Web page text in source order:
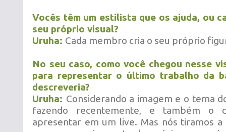
Vocês têm um estilista que os ajuda, ou
seu próprio visual?
Uruha: Cada membro cria o seu próprio
No seu caso, como você chegou nesse
para representar o último trabalho da
descreveria?
Uruha: Considerando a imagem e o tema
fazendo recentemente, e também o
apresentar em um live. Mas nós tiramos a